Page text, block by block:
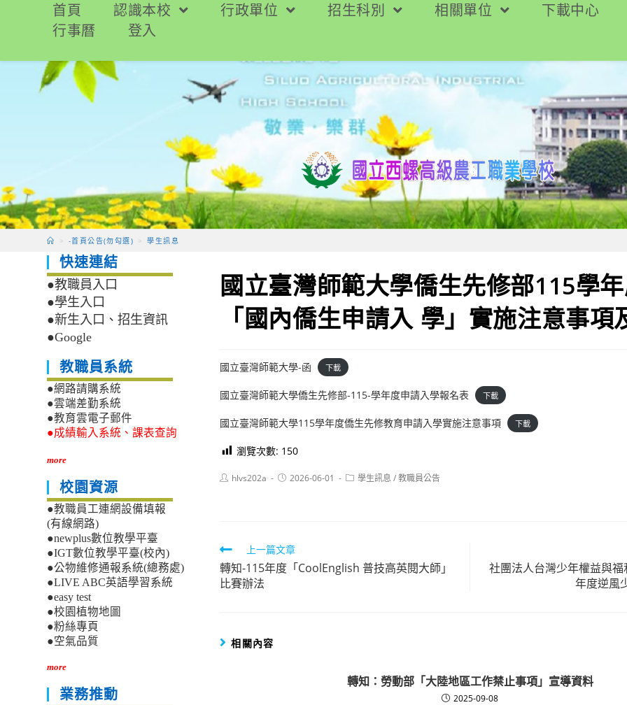
要
首頁 認識本校 行政單位 招生科別 相關單位
下載中心
行事曆
登入
> -首頁公告(勿勾選) > 學生訊息
國立臺灣師範大學僑生先修部115學
「國內僑生申請入 學」實施注意事項
國立臺灣師範大學-函 下載
國立臺灣師範大學僑生先修部-115-學年度申請入學報名表 下載
國立臺灣師範大學115學年度僑生先修教育申請入學實施注意事項 下載
瀏覽次數: 150
Posthlvs202a
Post2026-06-01
Post學生訊息 /教職員公告
Read
more
articles
上一篇文章
轉知-115年度「CoolEnglish 普技高英閱大師」
比賽辦法
社團法人台灣少年權益與
年度逆風
相關內容
轉知：勞動部「大陸地區工作禁止事項」宣導資料
2025-09-08
快速連結
●教職員入口
●學生入口
●新生入口、招生資訊
●Google
教職員系統
●網路請購系統
●雲端差勤系統
●教育雲電子郵件
●成績輸入系統、課表查詢
more
校園資源
●教職員工連網設備填報
(有線網路)
●newplus數位教學平臺
●IGT數位教學平臺(校內)
●公物維修通報系統(總務處)
●LIVE ABC英語學習系統
●easy test
●校園植物地圖
●粉絲專頁
●空氣品質
more
業務推動